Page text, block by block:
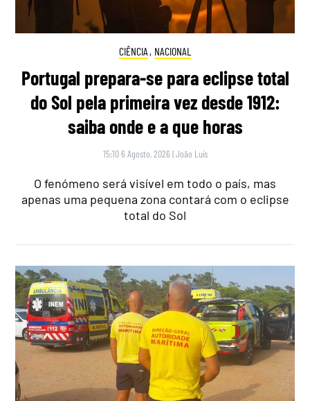
CIÊNCIA , NACIONAL
Portugal prepara-se para eclipse total
do Sol pela primeira vez desde 1912:
saiba onde e a que horas
15:10 6 Agosto, 2026 |João Luís
O fenómeno será visível em todo o país, mas
apenas uma pequena zona contará com o eclipse
total do Sol